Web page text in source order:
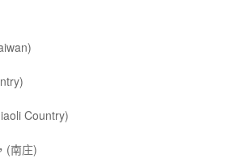
Country)
(南庄)